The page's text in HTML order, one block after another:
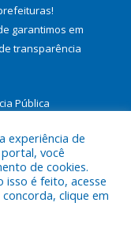
!
garantimos em
transparência
Pública
Municipal de
experiência de
você
de cookies.
isso é feito, acesse
concorda, clique em